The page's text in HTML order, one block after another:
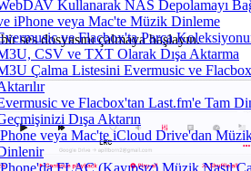
Kullanarak NAS Depolamayı
iPhone veya Mac'te Müzik Dinleme
ve Flacbox'ta Parça
CSV ve TXT Olarak Dışa Aktarma
Çalma Listesini Evermusic ve
ve Flacbox'tan Last.fm'e Tam
Dışa Aktarın
veya Mac'te iCloud Drive'dan
FLAC (Kayıpsız) Müzik Nasıl
ses dosyasını çalmaya başlayın.